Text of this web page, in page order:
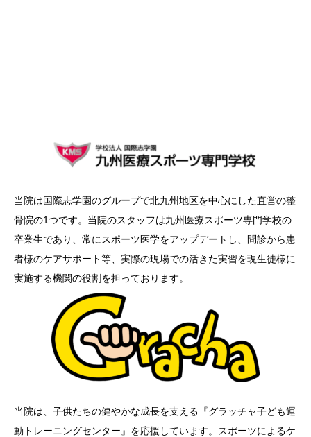
当院は国際志学園のグループで北九州地区を中心にした直営の整
骨院の1つです。当院のスタッフは九州医療スポーツ専門学校の
卒業生であり、常にスポーツ医学をアップデートし、問診から患
者様のケアサポート等、実際の現場での活きた実習を現生徒様に
実施する機関の役割を担っております。
当院は、子供たちの健やかな成長を支える『グラッチャ子ども運
動トレーニングセンター』を応援しています。スポーツによるケ